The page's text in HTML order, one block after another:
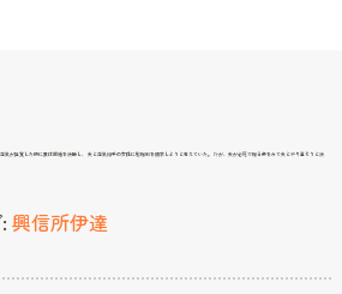
が発覚した時に妻は離婚を決断し、 夫と浮気相手の女性に慰謝料を請求しようと考えていた。 だが、夫が必死で謝る姿をみて夫とやり直そうと決
興信所伊達